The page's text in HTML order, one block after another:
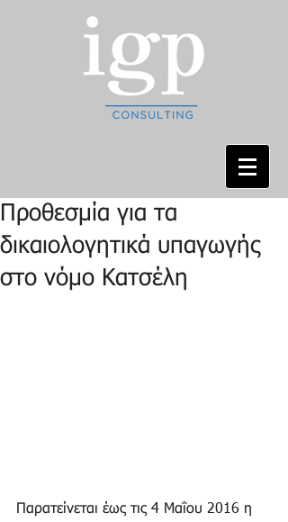
Προθεσμία για τα
δικαιολογητικά υπαγωγής
στο νόμο Κατσέλη
Παρατείνεται έως τις 4 Μαΐου 2016 η